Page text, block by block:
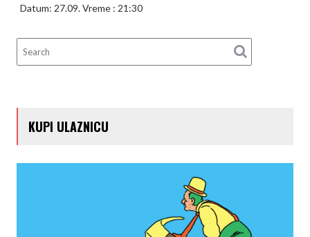
Datum: 27.09. Vreme : 21:30
KUPI ULAZNICU